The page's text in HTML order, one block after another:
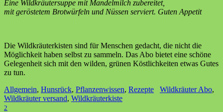
Eine Wildkräutersuppe mit Mandelmilch zubereitet,
mit geröstetem Brotwürfeln und Nüssen serviert. Guten Appetit
Die Wildkräuterkisten sind für Menschen gedacht, die nicht die
Möglichkeit haben selbst zu sammeln. Das Abo bietet eine schöne
Gelegenheit sich mit den wilden, grünen Köstlichkeiten etwas Gutes
zu tun.
Allgemein, Hunsrück, Pflanzenwissen, Rezepte Wildkräuter Abo,
Wildkräuter versand, Wildkräuterkiste
2